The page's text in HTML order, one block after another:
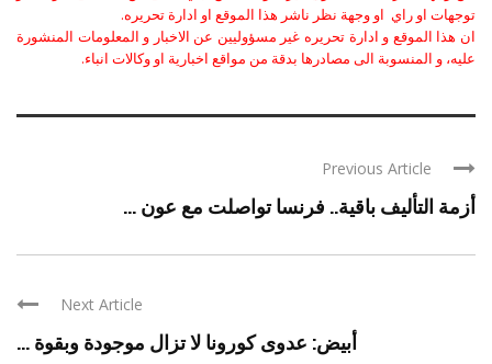
توجهات او راي او وجهة نظر ناشر هذا الموقع او ادارة تحريره.
ان هذا الموقع و ادارة تحريره غير مسؤوليين عن الاخبار و المعلومات المنشورة
عليه، و المنسوبة الى مصادرها بدقة من مواقع اخبارية او وكالات انباء.
Previous Article
أزمة التأليف باقية.. فرنسا تواصلت مع عون ...
Next Article
أبيض: عدوى كورونا لا تزال موجودة وبقوة ...